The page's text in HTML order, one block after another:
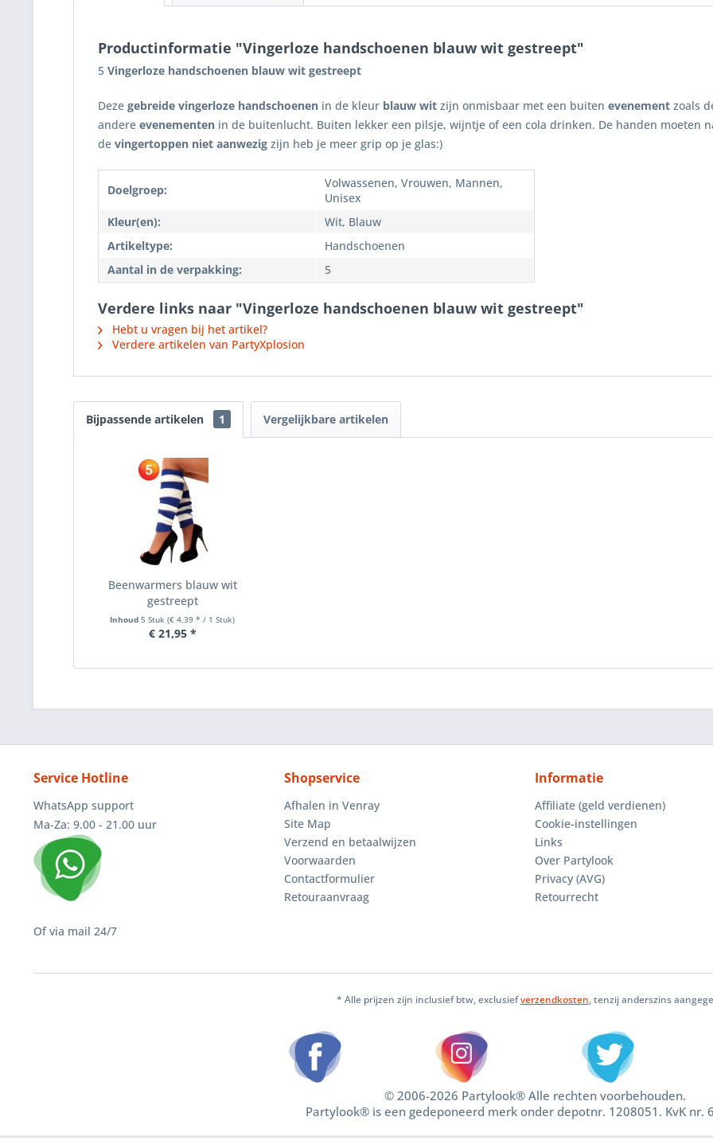
Productinformatie "Vingerloze handschoenen blauw wit gestreept"
5 Vingerloze handschoenen blauw wit gestreept
Deze gebreide vingerloze handschoenen in de kleur blauw wit zijn onmisbaar met een buiten evenement zoals
andere evenementen in de buitenlucht. Buiten lekker een pilsje, wijntje of een cola drinken. De handen moeten
de vingertoppen niet aanwezig zijn heb je meer grip op je glas:)
Doelgroep:
Volwassenen, Vrouwen, Mannen,
Unisex
Kleur(en):
Wit, Blauw
Artikeltype:
Handschoenen
Aantal in de verpakking:
5
Verdere links naar "Vingerloze handschoenen blauw wit gestreept"
Hebt u vragen bij het artikel?
Verdere artikelen van PartyXplosion
Bijpassende artikelen 1 Vergelijkbare artikelen
Beenwarmers blauw wit
gestreept
Inhoud5 Stuk(€ 4,39 * / 1 Stuk)
€ 21,95 *
Service Hotline
WhatsApp support
Ma-Za: 9.00 - 21.00 uur
Of via mail 24/7
Shopservice
Afhalen in Venray
Site Map
Verzend en betaalwijzen
Voorwaarden
Contactformulier
Retouraanvraag
Informatie
Affiliate (geld verdienen)
Cookie-instellingen
Links
Over Partylook
Privacy (AVG)
Retourrecht
* Alle prijzen zijn inclusief btw, exclusiefverzendkosten, tenzij anderszins
© 2006-2026 Partylook® Alle rechten voorbehouden.
Partylook® is een gedeponeerd merk onder depotnr. 1208051. KvK nr.